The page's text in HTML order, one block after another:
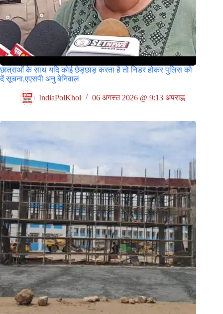
छात्राओं के साथ यदि कोई छेड़छाड़ करता है तो निडर होकर पुलिस को
दें सूचना,एएसपी अनु बेनिवाल
IndiaPolKhol 06 अगस्त 2026 @ 9:13 अपराह्न